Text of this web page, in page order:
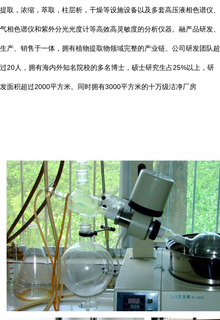
提取，浓缩，萃取，柱层析，干燥等设施设备以及多套高压液相色谱仪、
气相色谱仪和紫外分光光度计等高效高灵敏度的分析仪器。融产品研发、
生产、销售于一体，拥有植物提取物领域完整的产业链。公司研发团队超
过20人，拥有海内外知名院校的多名博士，硕士研究生占25%以上，研
发面积超过2000平方米。同时拥有3000平方米的十万级洁净厂房